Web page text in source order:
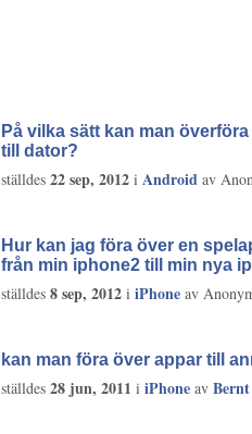
På vilka sätt kan man
till dator?
ställdes 22 sep, 2012 i Android av
Hur kan jag föra över en
från min iphone2 till min nya
ställdes 8 sep, 2012 i iPhone av
kan man föra över appar till
ställdes 28 jun, 2011 i iPhone av